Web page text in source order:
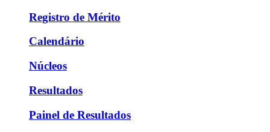
Registro de Mérito
Calendário
Núcleos
Resultados
Painel de Resultados